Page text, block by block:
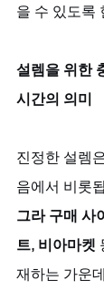
을 수 있도록
설렘을 위한
시간의 의미
진정한 설렘
음에서 비롯
그라 구매 사
트, 비아마켓
재하는 가운